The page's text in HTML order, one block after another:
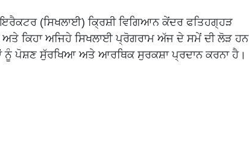
(ਸਿਖਲਾਈ) ਕ੍ਰਿਸ਼ੀ ਵਿਗਿਆਨ ਕੇਂਦਰ ਫਤਿਹਗ੍ਹੜ
ਅਤੇ ਕਿਹਾ ਅਜਿਹੇ ਸਿਖਲਾਈ ਪ੍ਰੋਗਰਾਮ ਅੱਜ ਦੇ ਸਮੇਂ ਦੀ ਲੋੜ ਹਨ
ਪੋਸ਼ਣ ਸੁੱਰਖਿਆ ਅਤੇ ਆਰਥਿਕ ਸੁਰਕਸ਼ਾ ਪ੍ਰਦਾਨ ਕਰਨਾ ਹੈ।